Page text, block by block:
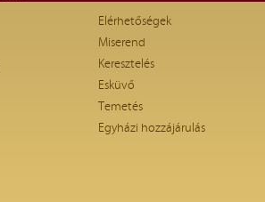
Elérhetőségek
Miserend
Keresztelés
Esküvő
Temetés
Egyházi hozzájárulás